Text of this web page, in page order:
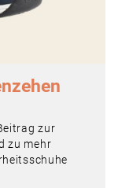
zur
zu mehr